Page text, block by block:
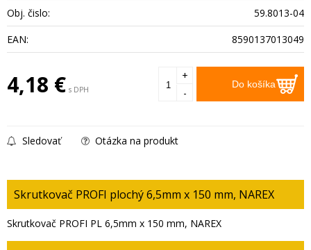
Obj. čislo:
59.8013-04
EAN:
8590137013049
4,18 € s DPH Do košíka
+
-
Sledovať Otázka na produkt
Skrutkovač PROFI plochý 6,5mm x 150 mm, NAREX
Skrutkovač PROFI PL 6,5mm x 150 mm, NAREX